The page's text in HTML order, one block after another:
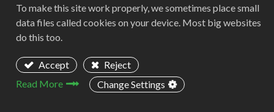
стойкость к истиранию, стойкость к проколам
и относительно мягкая, отличный барьер для
кислорода, но плохой барьер для водяного
пара, большее поглощение влаги и
влагопроницаемость, плохая
термосвариваемость, подходит для упаковки
To make this site work properly, we sometimes place small
data files called cookies on your device. Most big websites
do this too.
Accept
Reject
Read More
Change Settings